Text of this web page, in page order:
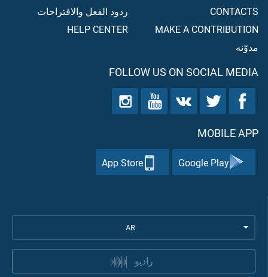
CONTACTS
MAKE A CONTRIBUTION
مدوّنه
ردود الفعل والاقتراحات
HELP CENTER
FOLLOW US ON SOCIAL MEDIA
MOBILE APP
Google Play
App Store
AR
راديو